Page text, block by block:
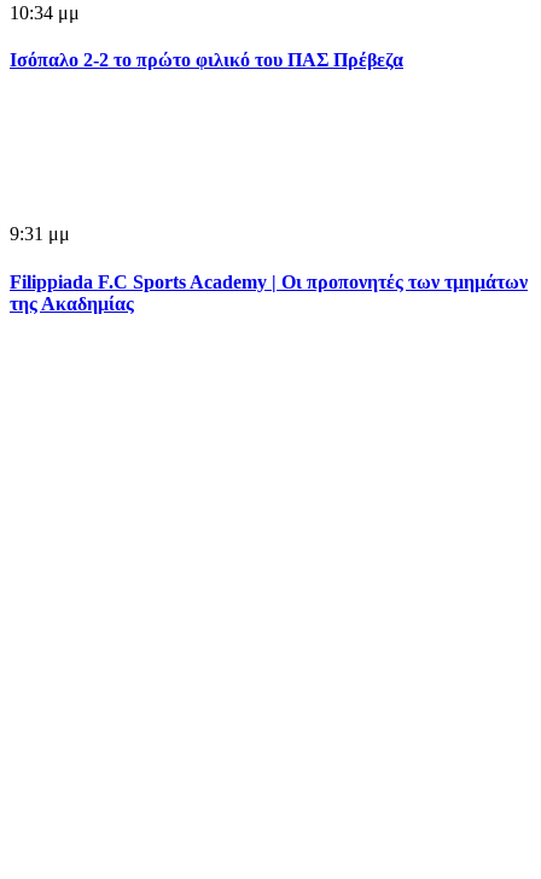
10:34 μμ
Ισόπαλο 2-2 το πρώτο φιλικό του ΠΑΣ Πρέβεζα
9:31 μμ
Filippiada F.C Sports Academy | Οι προπονητές των τμημάτων
της Ακαδημίας